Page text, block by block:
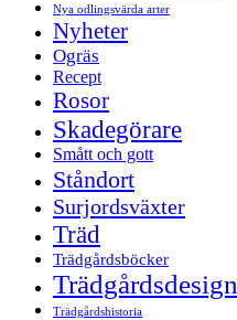
Nya odlingsvärda arter
Nyheter
Ogräs
Recept
Rosor
Skadegörare
Smått och gott
Ståndort
Surjordsväxter
Träd
Trädgårdsböcker
Trädgårdsdesign
Trädgårdshistoria